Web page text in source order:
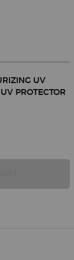
UV
PROTECTOR